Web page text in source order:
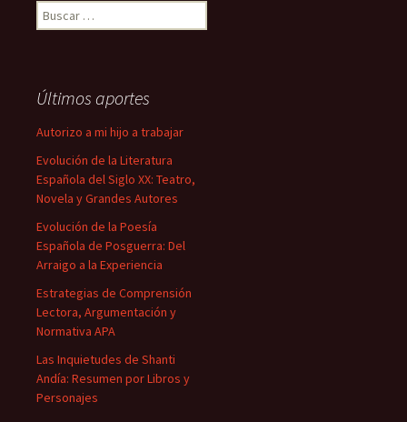
Buscar:
Últimos aportes
Autorizo a mi hijo a trabajar
Evolución de la Literatura
Española del Siglo XX: Teatro,
Novela y Grandes Autores
Evolución de la Poesía
Española de Posguerra: Del
Arraigo a la Experiencia
Estrategias de Comprensión
Lectora, Argumentación y
Normativa APA
Las Inquietudes de Shanti
Andía: Resumen por Libros y
Personajes